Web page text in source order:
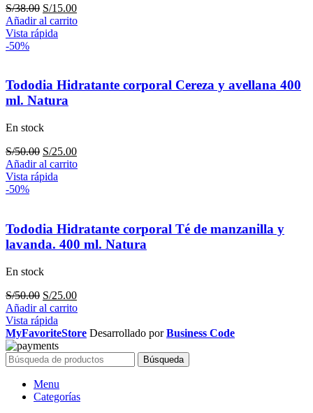
S/38.00 El
precio
original
S/15.00El
precio
Añadir al carrito
Vista rápida
-50%
Tododia Hidratante corporal Cereza y avellana 400
ml. Natura
En stock
S/50.00 El
precio
original
S/25.00El
precio
Añadir al carrito
Vista rápida
-50%
Tododia Hidratante corporal Té de manzanilla y
lavanda. 400 ml. Natura
En stock
S/50.00 El
precio
original
era:
S/50.00.
S/25.00El
precio
es:
Añadir al carrito
Vista rápida
MyFavoriteStore Desarrollado porBusiness Code
Búsqueda
Menu
Categorías